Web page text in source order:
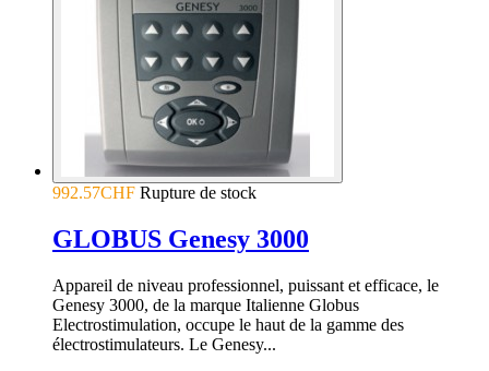
992.57CHF Rupture de stock
GLOBUS Genesy 3000
Appareil de niveau professionnel, puissant et efficace, le
Genesy 3000, de la marque Italienne Globus
Electrostimulation, occupe le haut de la gamme des
électrostimulateurs. Le Genesy...